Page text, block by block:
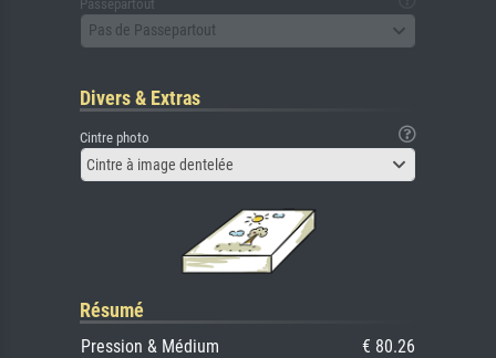
Passepartout
Pas de Passepartout
Divers & Extras
Cintre photo
Cintre à image dentelée
Résumé
Pression & Médium
€ 80.26